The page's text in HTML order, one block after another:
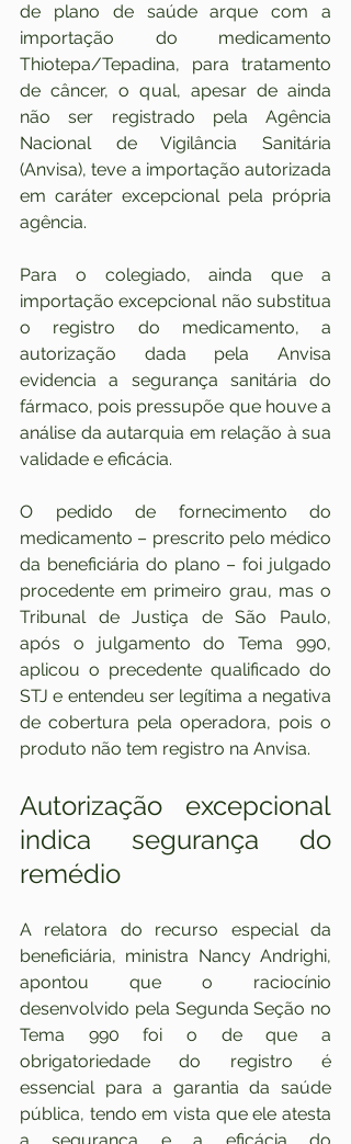
de plano de saúde arque com a
importação do medicamento
Thiotepa/Tepadina, para tratamento
de câncer, o qual, apesar de ainda
não ser registrado pela Agência
Nacional de Vigilância Sanitária
(Anvisa), teve a importação autorizada
em caráter excepcional pela própria
agência.
Para o colegiado, ainda que a
importação excepcional não substitua
o registro do medicamento, a
autorização dada pela Anvisa
evidencia a segurança sanitária do
fármaco, pois pressupõe que houve a
análise da autarquia em relação à sua
validade e eficácia.
O pedido de fornecimento do
medicamento – prescrito pelo médico
da beneficiária do plano – foi julgado
procedente em primeiro grau, mas o
Tribunal de Justiça de São Paulo,
após o julgamento do Tema 990,
aplicou o precedente qualificado do
STJ e entendeu ser legítima a negativa
de cobertura pela operadora, pois o
produto não tem registro na Anvisa.
Autorização excepcional
indica segurança do
remédio
A relatora do recurso especial da
beneficiária, ministra Nancy Andrighi,
apontou que o raciocínio
desenvolvido pela Segunda Seção no
Tema 990 foi o de que a
obrigatoriedade do registro é
essencial para a garantia da saúde
pública, tendo em vista que ele atesta